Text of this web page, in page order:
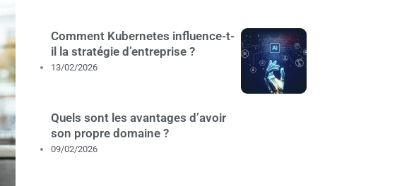
Comment Kubernetes influence-t-
il la stratégie d’entreprise ?
13/02/2026
Quels sont les avantages d’avoir
son propre domaine ?
09/02/2026